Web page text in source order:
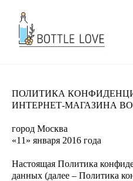
ПОЛИТИКА
ИНТЕРНЕТ-МАГАЗИНА
город Москва
«11» января 2016 года
Настоящая Политика
данных (далее – Политика